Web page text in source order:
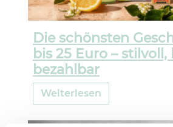
Die schönsten
bis 25 Euro –
bezahlbar
Weiterlesen